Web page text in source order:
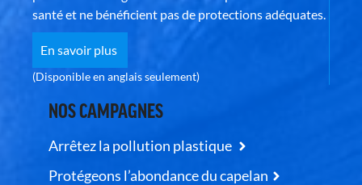
santé et ne bénéficient pas de protections adéquates.
En savoir plus
(Disponible en anglais seulement)
NOS CAMPAGNES
Arrêtez la pollution plastique
Protégeons l’abondance du capelan